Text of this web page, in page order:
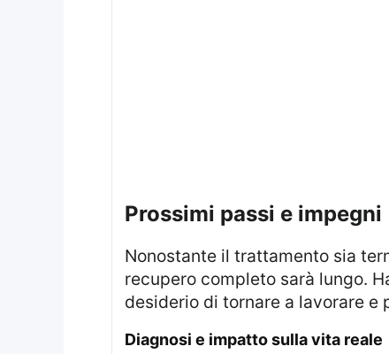
prossimi passi e impegni
Nonostante il trattamento sia
recupero completo sarà lungo.
desiderio di tornare a lavorare
diagnosi e impatto sulla vita reale